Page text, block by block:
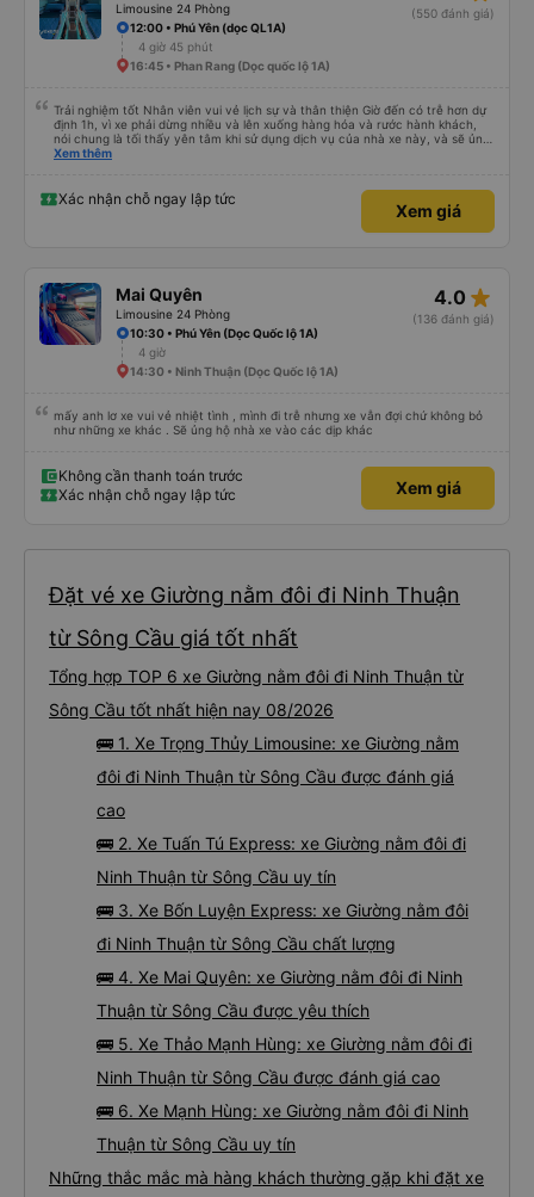
Limousine 24 Phòng
(550 đánh giá)
12:00 • Phú Yên (dọc QL1A)
4 giờ 45 phút
16:45 • Phan Rang (Dọc quốc lộ 1A)
Trải nghiệm tốt Nhân viên vui vẻ lịch sự và thân thiện Giờ đến có trễ hơn dự
định 1h, vì xe phải dừng nhiều và lên xuống hàng hóa và rước hành khách,
nói chung là tối thấy yên tâm khi sử dụng dịch vụ của nhà xe này, và sẽ ủng
hộ và giới thiệu cho người thân sử dụng dịch vụ của nhà xe này
Xem thêm
Xác nhận chỗ ngay lập tức
Xem giá
Mai Quyên
Limousine 24 Phòng
4.0 star_rate
(136 đánh giá)
10:30 • Phú Yên (Dọc Quốc lộ 1A)
4 giờ
14:30 • Ninh Thuận (Dọc Quốc lộ 1A)
mấy anh lơ xe vui vẻ nhiệt tình , mình đi trễ nhưng xe vẫn đợi chứ không bỏ
như những xe khác . Sẽ ủng hộ nhà xe vào các dịp khác
Không cần thanh toán trước
Xác nhận chỗ ngay lập tức
Xem giá
Đặt vé xe Giường nằm đôi đi Ninh Thuận
từ Sông Cầu giá tốt nhất
Tổng hợp TOP 6 xe Giường nằm đôi đi Ninh Thuận từ
Sông Cầu tốt nhất hiện nay 08/2026
🚌 1. Xe Trọng Thủy Limousine: xe Giường nằm
đôi đi Ninh Thuận từ Sông Cầu được đánh giá
cao
🚌 2. Xe Tuấn Tú Express: xe Giường nằm đôi đi
Ninh Thuận từ Sông Cầu uy tín
🚌 3. Xe Bốn Luyện Express: xe Giường nằm đôi
đi Ninh Thuận từ Sông Cầu chất lượng
🚌 4. Xe Mai Quyên: xe Giường nằm đôi đi Ninh
Thuận từ Sông Cầu được yêu thích
🚌 5. Xe Thảo Mạnh Hùng: xe Giường nằm đôi đi
Ninh Thuận từ Sông Cầu được đánh giá cao
🚌 6. Xe Mạnh Hùng: xe Giường nằm đôi đi Ninh
Thuận từ Sông Cầu uy tín
Những thắc mắc mà hàng khách thường gặp khi đặt xe